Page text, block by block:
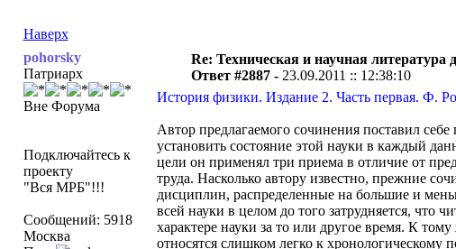
Наверх
pohorsky
Патриарх
Вне Форума
Подключайтесь к
проекту
"Вся МРБ"!!!
Сообщений: 5918
Москва
Re: Техническая и научная литература
Ответ #2887 - 23.09.2011 :: 12:38:10
История физики. Издание 2. Часть первая. Ф.
Автор предлагаемого сочинения поставил
установить состояние этой науки в каждый
цели он применял три приема в отличие от
труда. Насколько автору известно, прежние
дисциплин, распределенные на большие и
всей науки в целом до того затрудняется, что
характере науки за то или другое время. К
относятся слишком легко к хронологическому